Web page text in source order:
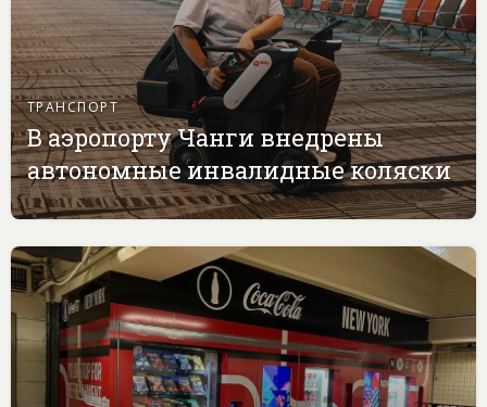
ТРАНСПОРТ
В аэропорту Чанги внедрены
автономные инвалидные коляски